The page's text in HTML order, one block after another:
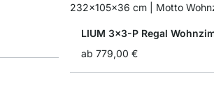
LIUM 3x3-P Regal
ab 779,00 €